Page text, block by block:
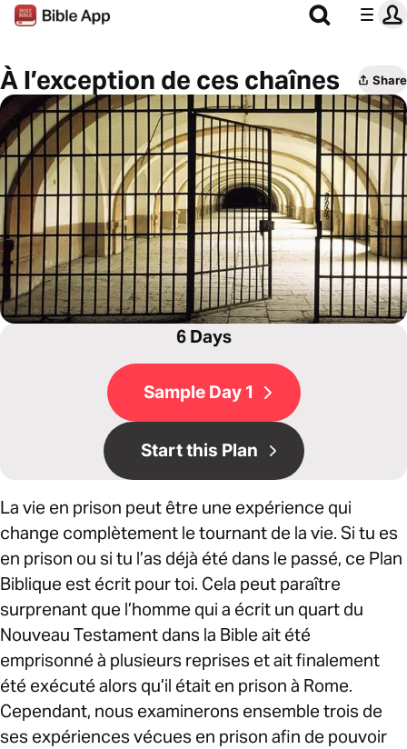
À l’exception de ces chaînes Share
6 Days
Sample Day 1
Start this Plan
La vie en prison peut être une expérience qui
change complètement le tournant de la vie. Si tu es
en prison ou si tu l’as déjà été dans le passé, ce Plan
Biblique est écrit pour toi. Cela peut paraître
surprenant que l’homme qui a écrit un quart du
Nouveau Testament dans la Bible ait été
emprisonné à plusieurs reprises et ait finalement
été exécuté alors qu’il était en prison à Rome.
Cependant, nous examinerons ensemble trois de
ses expériences vécues en prison afin de pouvoir